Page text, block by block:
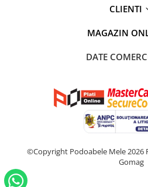
CLIENTI
MAGAZIN
DATE
©Copyright Podoabele Mele 2026
Gomag